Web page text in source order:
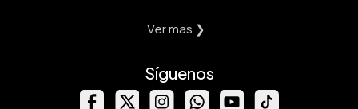
Ver mas ❯
Síguenos